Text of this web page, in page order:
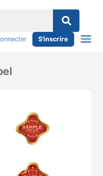
S'inscrire